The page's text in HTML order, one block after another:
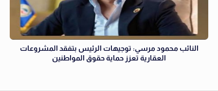
النائب محمود مرسي: توجيهات الرئيس بتفقد المشروعات
العقارية تعزز حماية حقوق المواطنين